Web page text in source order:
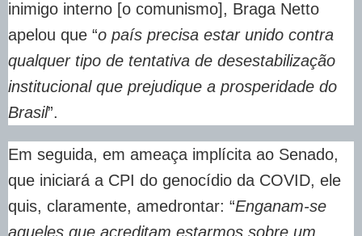
inimigo interno [o comunismo], Braga Netto
apelou que “o país precisa estar unido contra
qualquer tipo de tentativa de desestabilização
institucional que prejudique a prosperidade do
Brasil”.
Em seguida, em ameaça implícita ao Senado,
que iniciará a CPI do genocídio da COVID, ele
quis, claramente, amedrontar: “Enganam-se
aqueles que acreditam estarmos sobre um